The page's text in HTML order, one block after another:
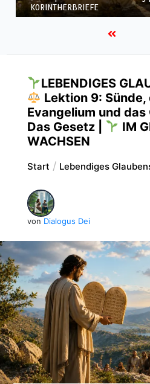
KORINTHERBRIEFE
LEBENDIGES
Lektion 9: Sünde,
Evangelium und das
Das Gesetz |
IM
WACHSEN
Start Lebendiges
von Dialogus Dei